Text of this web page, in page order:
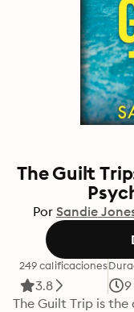
The Guilt
Por Sandie
249 calificaciones
3.8
The Guilt Trip is